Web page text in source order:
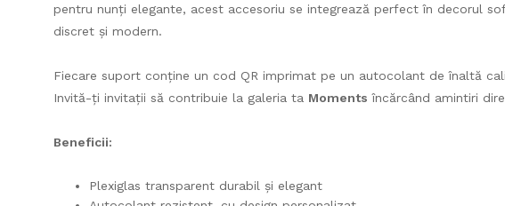
pentru nunți elegante, acest accesoriu se integrează perfect în decorul
discret și modern.
Fiecare suport conține un cod QR imprimat pe un autocolant de înaltă
Invită-ți invitații să contribuie la galeria ta Moments încărcând amintiri
Beneficii:
Plexiglas transparent durabil și elegant